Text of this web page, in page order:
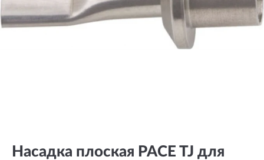
Насадка плоская PACE TJ для